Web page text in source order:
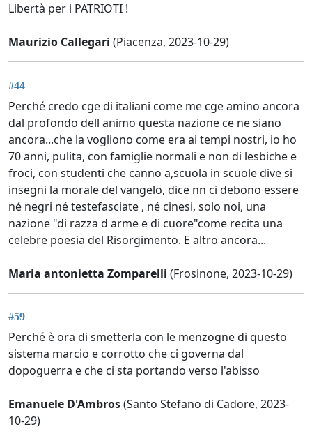
Libertà per i PATRIOTI !
Maurizio Callegari (Piacenza, 2023-10-29)
#44
Perché credo cge di italiani come me cge amino ancora
dal profondo dell animo questa nazione ce ne siano
ancora...che la vogliono come era ai tempi nostri, io ho
70 anni, pulita, con famiglie normali e non di lesbiche e
froci, con studenti che canno a,scuola in scuole dive si
insegni la morale del vangelo, dice nn ci debono essere
né negri né testefasciate , né cinesi, solo noi, una
nazione "di razza d arme e di cuore"come recita una
celebre poesia del Risorgimento. E altro ancora...
Maria antonietta Zomparelli (Frosinone, 2023-10-29)
#59
Perché è ora di smetterla con le menzogne di questo
sistema marcio e corrotto che ci governa dal
dopoguerra e che ci sta portando verso l'abisso
Emanuele D'Ambros(Santo Stefano di Cadore, 2023-
10-29)